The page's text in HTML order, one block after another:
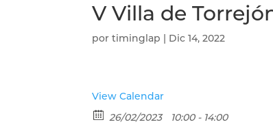
V Villa de
portiminglap | Dic 14, 2022
View Calendar
26/02/2023
10:00 - 14:00